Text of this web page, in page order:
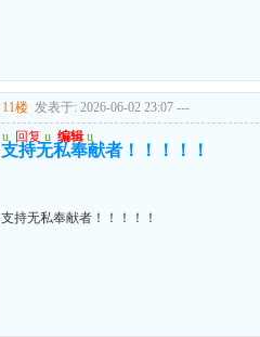
11楼 发表于: 2026-06-02 23:07 ---
u 回复 u 编辑 u
支持无私奉献者！！！！！
支持无私奉献者！！！！！